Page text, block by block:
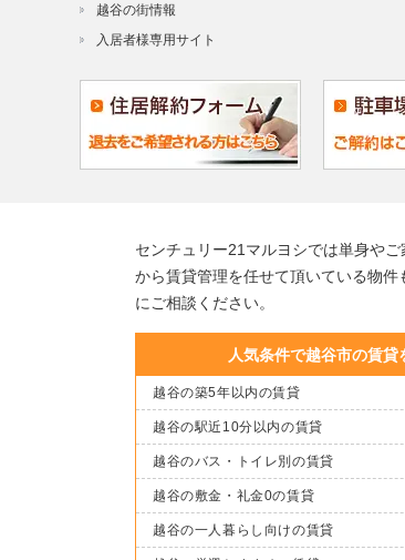
越谷の街情報
入居者様専用サイト
センチュリー21マルヨシでは単身や
から賃貸管理を任せて頂いている物
にご相談ください。
人気条件で越谷市の賃貸
越谷の築5年以内の賃貸
越谷の駅近10分以内の賃貸
越谷のバス・トイレ別の賃貸
越谷の敷金・礼金0の賃貸
越谷の一人暮らし向けの賃貸